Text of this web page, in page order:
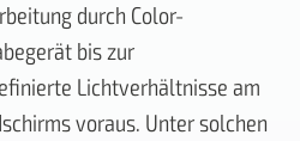
durch Color-
bis zur
Lichtverhältnisse am
voraus. Unter solchen